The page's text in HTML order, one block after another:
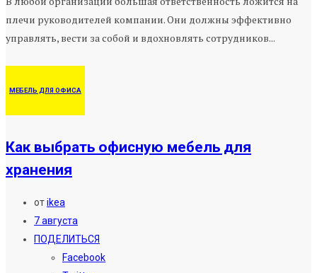
плечи руководителей компании. Они должны эффективно
управлять, вести за собой и вдохновлять сотрудников...
МЕБЕЛЬ ДЛЯ ОФИСА
Как выбрать офисную мебель для
хранения
отikea
7 августа
ПОДЕЛИТЬСЯ
Facebook